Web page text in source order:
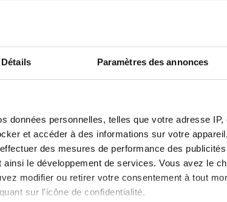
Détails Paramètres des annonces
données personnelles, telles que votre adresse IP,
et accéder à des informations sur votre
des mesures de performance des
ainsi le développement de services. Vous avez le
modifier ou retirer votre consentement à tout
sur l'icône de confidentialité.